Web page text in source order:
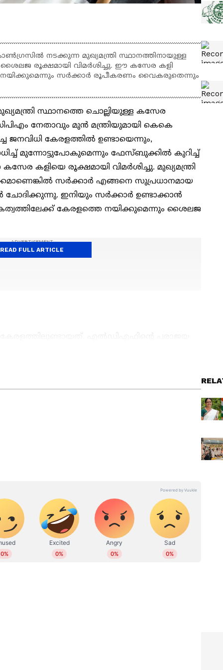
നടക്കുന്ന മുഖ്യമന്ത്രി സ്ഥാനത്തിനായുള്ള
രൂക്ഷമായി വിമർശിച്ചു. ഈ കസേര കളി
സർക്കാർ രൂപീകരണം വൈകരുതെന്നും
സ്ഥാനത്തെ ചൊല്ലിയുള്ള കസേര
നേതാവും മുൻ മന്ത്രിയുമായി കെകെ
ജനവിധി കേരളത്തിൽ ഉണ്ടായെന്നും,
മുന്നോട്ടുപോകുമെന്നും ഫേസ്ബുക്കിൽ കുറിച്ച്
കളിയെ രൂക്ഷമായി വിമര്‍ശിച്ചു. മുഖ്യമന്ത്രി
സര്‍ക്കാര്‍ എങ്ങനെ സുപ്രധാനമായ
ഇനിയും സര്‍ക്കാര്‍ ഉണ്ടാക്കാൻ
കേരളത്തെ നയിക്കുമെന്നും ശൈലജ
ചെയ്തും ഞങ്ങൾ മുന്നോട്ടു പോകും. എന്നാൽ
നടത്തുന്ന കസേര കളി തികച്ചും
ഇത്ര വലിയ തർക്കമാണെങ്കിൽ ഭാവിയിൽ
READ FULL ARTICLE
ഓണ്‍ലൈനില്‍ പ്രവര്‍ത്തിക്കുന്നു. നിലവില്‍ ചീഫ് സബ്
ബിരുദാനന്തര ബിരുദവും ജേണലിസത്തില്‍
പ്രാദേശിക, കേരള, ദേശീയ അന്താരാഷ്ട്ര
വാര്‍ത്തകളും എന്റര്‍ടെയിന്‍മെന്റ്,
എഴുതുന്നു. ഒരു പതിറ്റാണ്ട് പിന്നിട്ട
ഗ്രൗണ്ട് റിപ്പോര്‍ട്ടുകള്‍, ന്യൂസ് സ്റ്റോറികള്‍,
തുടങ്ങിയവ പ്രസിദ്ധീകരിച്ചു. പ്രിന്റ്, വിഷ്വല്‍,
മെയില്‍: prabeesh@asianetnews.in